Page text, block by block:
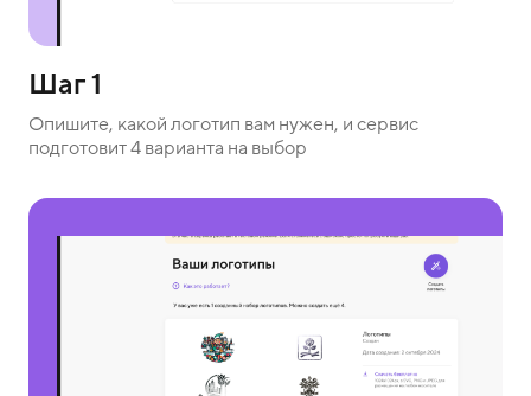
Шаг 1
Опишите, какой логотип вам нужен, и сервис
подготовит 4 варианта на выбор